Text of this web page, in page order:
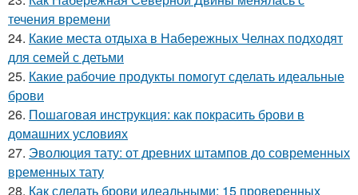
течения времени
24. Какие места отдыха в Набережных Челнах подходят
для семей с детьми
25. Какие рабочие продукты помогут сделать идеальные
брови
26. Пошаговая инструкция: как покрасить брови в
домашних условиях
27. Эволюция тату: от древних штампов до современных
временных тату
28. Как сделать брови идеальными: 15 проверенных